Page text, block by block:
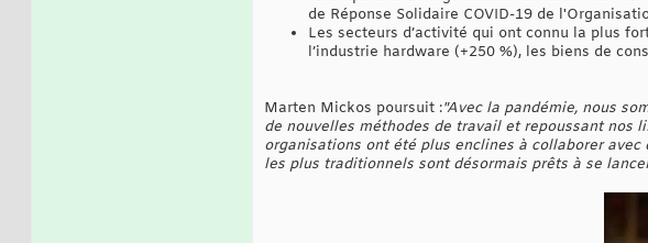
de Réponse Solidaire COVID-19 de
Les secteurs d’activité qui ont connu la plus
l’industrie hardware (+250 %), les biens de
Marten Mickos poursuit :"Avec la pandémie, nous
de nouvelles méthodes de travail et repoussant nos
organisations ont été plus enclines à collaborer
les plus traditionnels sont désormais prêts à se